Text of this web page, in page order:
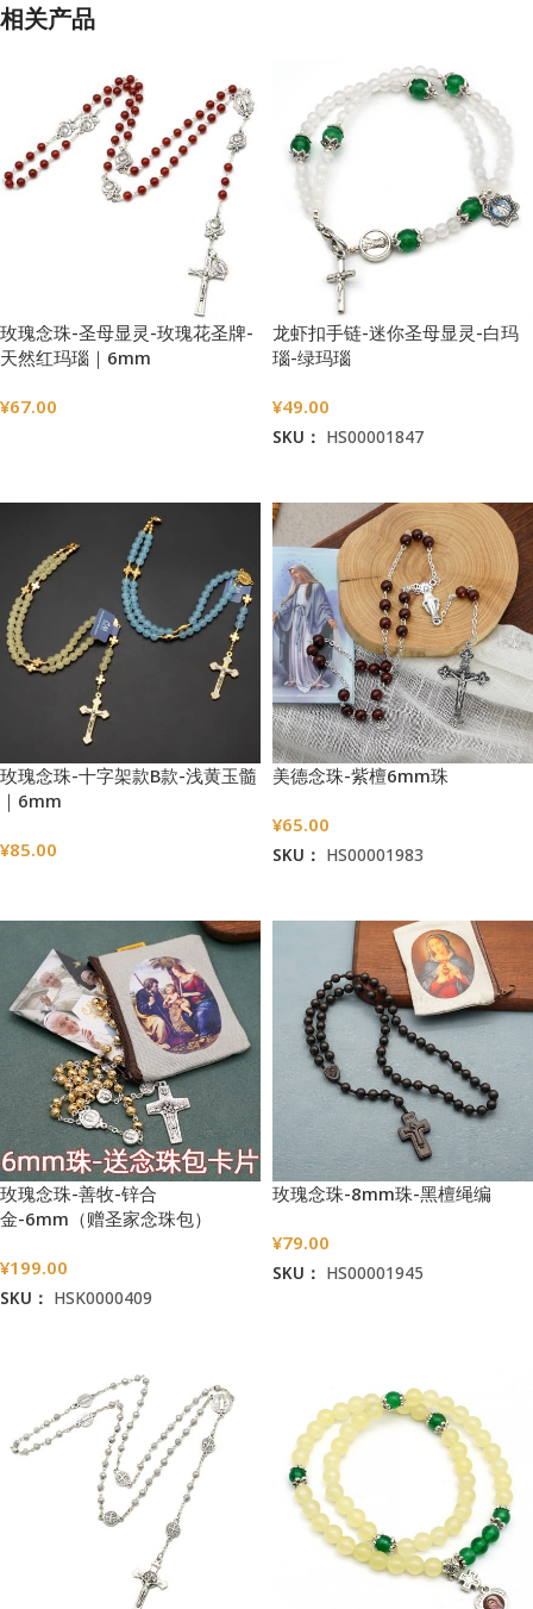
相关产品
玫瑰念珠-圣母显灵-玫瑰花圣牌-
天然红玛瑙｜6mm
¥67.00
龙虾扣手链-迷你圣母显灵-白玛
瑙-绿玛瑙
¥49.00
SKU： HS00001847
玫瑰念珠-十字架款B款-浅黄玉髓
｜6mm
¥85.00
美德念珠-紫檀6mm珠
¥65.00
SKU： HS00001983
玫瑰念珠-善牧-锌合
金-6mm（赠圣家念珠包）
¥199.00
SKU： HSK0000409
玫瑰念珠-8mm珠-黑檀绳编
¥79.00
SKU： HS00001945